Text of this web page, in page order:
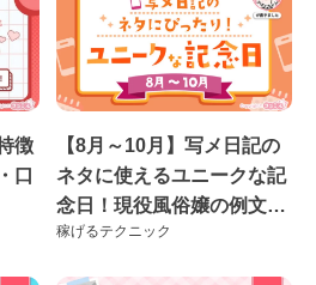
徴
口
【8月～10月】写メ日記の
ネタに使えるユニークな記
念日！現役風俗嬢の例文付
き♪
稼げるテクニック